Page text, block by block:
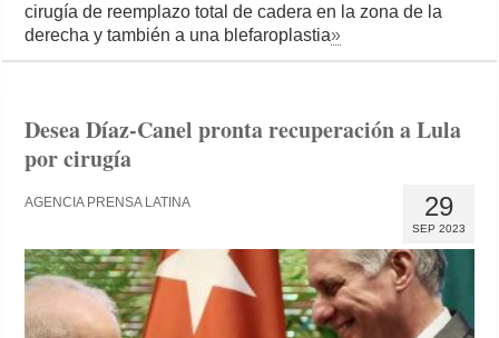
cirugía de reemplazo total de cadera en la zona de la
derecha y también a una blefaroplastia»
Desea Díaz-Canel pronta recuperación a Lula
por cirugía
29
SEP 2023
AGENCIA PRENSA LATINA